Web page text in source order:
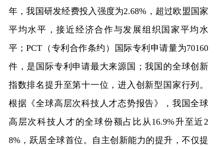
年，我国研发经费投入强度为2.68%，超过欧盟国家
平均水平，接近经济合作与发展组织国家平均水
平；PCT（专利合作条约）国际专利申请量为70160
件，是国际专利申请最大来源国；我国的全球创新
指数排名提升至第十一位，进入创新型国家行列。
根据《全球高层次科技人才态势报告》，我国全球
高层次科技人才的全球份额占比从16.9%升至近2
8%，跃居全球首位。自主创新能力的提升，不仅提